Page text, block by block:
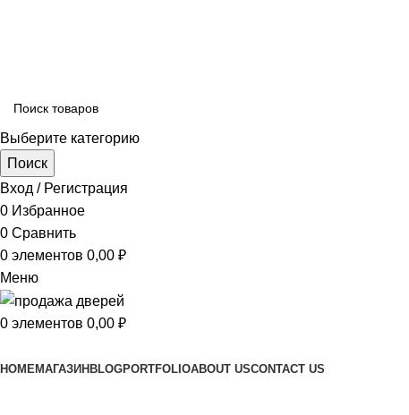
Выберите категорию
Поиск
Вход / Регистрация
0 Избранное
0 Сравнить
0 элементов 0,00 ₽
Меню
0 элементов 0,00 ₽
HOMEМАГАЗИН BLOGPORTFOLIOABOUT USCONTACT US